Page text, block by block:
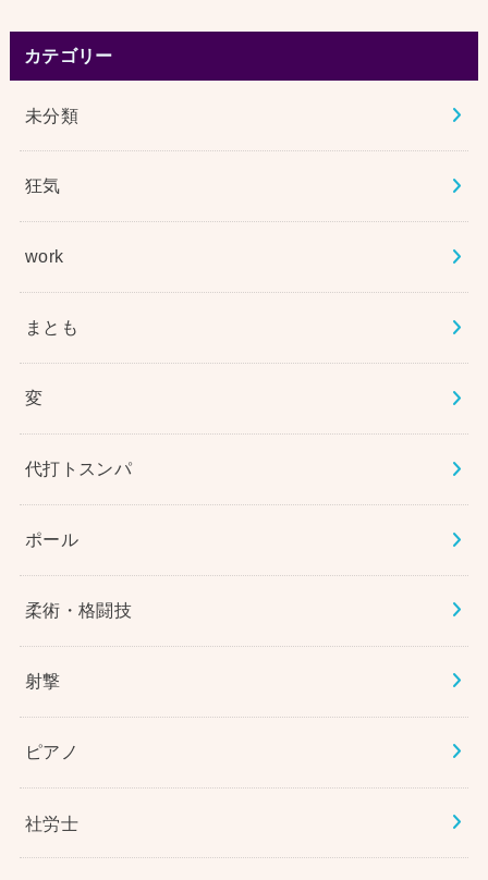
カテゴリー
未分類
狂気
work
まとも
変
代打トスンパ
ポール
柔術・格闘技
射撃
ピアノ
社労士